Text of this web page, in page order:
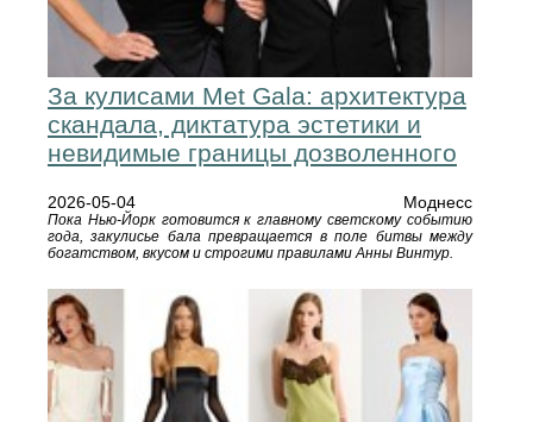
За кулисами Met Gala: архитектура
скандала, диктатура эстетики и
невидимые границы дозволенного
2026-05-04 Моднесс
Пока Нью-Йорк готовится к главному светскому событию
года, закулисье бала превращается в поле битвы между
богатством, вкусом и строгими правилами Анны Винтур.